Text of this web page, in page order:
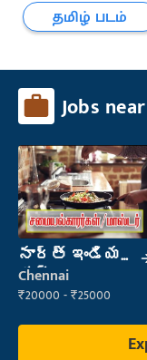
தமிழ் படம்
Jobs
నార్త్ ఇండియన్
కుక్
Chennai
₹20000 - ₹25000